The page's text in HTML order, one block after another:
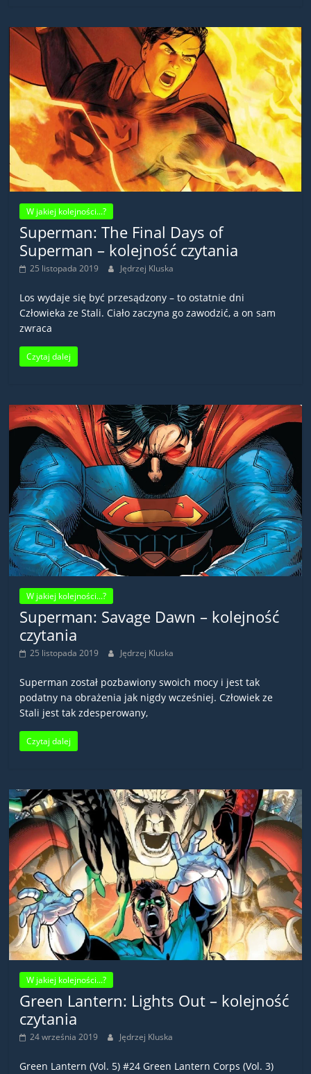
W jakiej kolejności...?
Superman: The Final Days of
Superman – kolejność czytania
25 listopada 2019 Jędrzej Kluska
Los wydaje się być przesądzony – to ostatnie dni
Człowieka ze Stali. Ciało zaczyna go zawodzić, a on sam
zwraca
Czytaj dalej
W jakiej kolejności...?
Superman: Savage Dawn – kolejność
czytania
25 listopada 2019 Jędrzej Kluska
Superman został pozbawiony swoich mocy i jest tak
podatny na obrażenia jak nigdy wcześniej. Człowiek ze
Stali jest tak zdesperowany,
Czytaj dalej
W jakiej kolejności...?
Green Lantern: Lights Out – kolejność
czytania
24 września 2019 Jędrzej Kluska
Green Lantern (Vol. 5) #24 Green Lantern Corps (Vol. 3)